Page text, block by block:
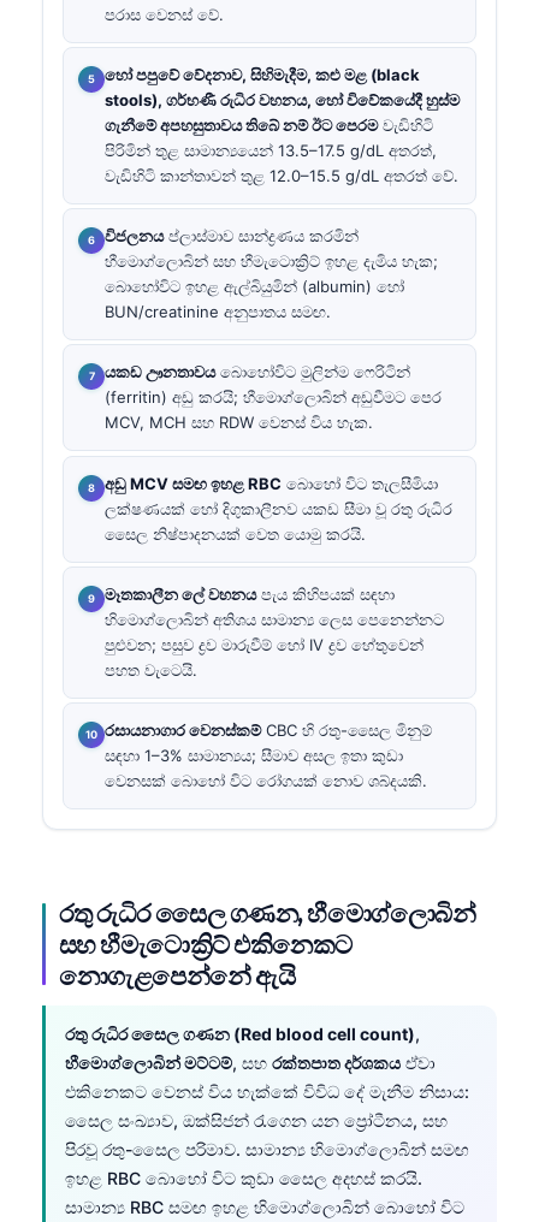
පරාස වෙනස් වේ.
හෝ පපුවේ වේදනාව, සිහිමැදීම, කළු මළ (black
stools), ගර්භණී රුධිර වහනය, හෝ විවේකයේදී හුස්ම
ගැනීමේ අපහසුතාවය තිබේ නම් ඊට පෙරමවැඩිහිටි
පිරිමින් තුළ සාමාන්‍යයෙන් 13.5–17.5 g/dL අතරත්,
වැඩිහිටි කාන්තාවන් තුළ 12.0–15.5 g/dL අතරත් වේ.
විජලනයප්ලාස්මාව සාන්ද්‍රණය කරමින්
හීමොග්ලොබින් සහ හීමැටොක්‍රිට් ඉහළ දැමිය හැක;
බොහෝවිට ඉහළ ඇල්බියුමින් (albumin) හෝ
BUN/creatinine අනුපාතය සමඟ.
යකඩ ඌනතාවයබොහෝවිට මුලින්ම ෆෙරිටින්
(ferritin) අඩු කරයි; හීමොග්ලොබින් අඩුවීමට පෙර
MCV, MCH සහ RDW වෙනස් විය හැක.
අඩු MCV සමඟ ඉහළ RBC බොහෝ විට තැලසීමියා
ලක්ෂණයක් හෝ දිගුකාලීනව යකඩ සීමා වූ රතු රුධිර
සෛල නිෂ්පාදනයක් වෙත යොමු කරයි.
මෑතකාලීන ලේ වහනයපැය කිහිපයක් සඳහා
හිමොග්ලොබින් අතිශය සාමාන්‍ය ලෙස පෙනෙන්නට
පුළුවන; පසුව ද්‍රව මාරුවීම් හෝ IV ද්‍රව හේතුවෙන්
පහත වැටෙයි.
රසායනාගාර වෙනස්කම්CBC හි රතු-සෛල මිනුම්
සඳහා 1–3% සාමාන්‍යය; සීමාව අසල ඉතා කුඩා
වෙනසක් බොහෝ විට රෝගයක් නොව ශබ්දයකි.
රතු රුධිර සෛල ගණන, හීමොග්ලොබින්
සහ හීමැටොක්‍රිට් එකිනෙකට
නොගැළපෙන්නේ ඇයි
රතු රුධිර සෛල ගණන (Red blood cell count),
හීමොග්ලොබින් මට්ටම්, සහ රක්තපාත දර්ශකය ඒවා
එකිනෙකට වෙනස් විය හැක්කේ විවිධ දේ මැනීම නිසාය:
සෛල සංඛ්‍යාව, ඔක්සිජන් රැගෙන යන ප්‍රෝටීනය, සහ
පිරවූ රතු-සෛල පරිමාව. සාමාන්‍ය හිමොග්ලොබින් සමඟ
ඉහළ RBC බොහෝ විට කුඩා සෛල අදහස් කරයි.
සාමාන්‍ය RBC සමඟ ඉහළ හිමොග්ලොබින් බොහෝ විට